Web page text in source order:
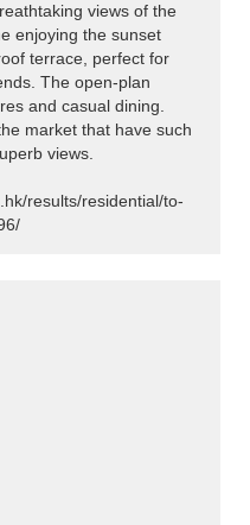
views of the
enjoying the sunset
terrace, perfect for
The open-plan
and casual dining.
market that have such
views.
results/residential/to-